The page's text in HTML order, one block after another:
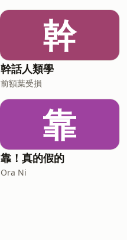
幹
幹話人類學
前額葉受損
靠
靠！真的假的
Ora Ni